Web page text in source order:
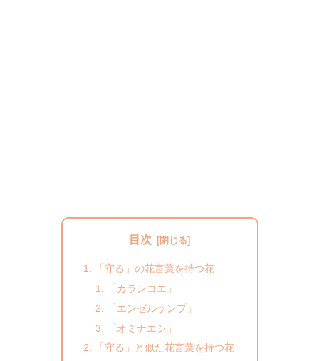
目次
「守る」の花言葉を持つ花
「カランコエ」
「エンゼルランプ」
「オミナエシ」
「守る」と似た花言葉を持つ花